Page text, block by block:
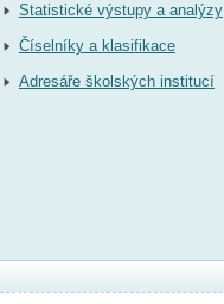
Statistické výstupy a analýzy
Číselníky a klasifikace
Adresáře školských institucí